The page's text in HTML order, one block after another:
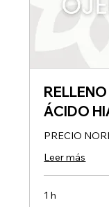
ÁCIDO
PRECIO
Leer más
1 h